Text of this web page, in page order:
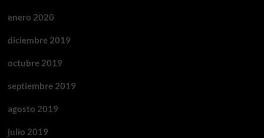
enero 2020
diciembre 2019
octubre 2019
septiembre 2019
agosto 2019
julio 2019